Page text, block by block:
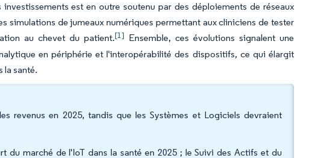
est en outre soutenu par des déploiements de réseaux
simulations de jumeaux numériques permettant aux cliniciens de tester
au chevet du patient.[1] Ensemble, ces évolutions signalent une
en périphérie et l'interopérabilité des dispositifs, ce qui élargit
la santé.
revenus en 2025, tandis que les Systèmes et Logiciels devraient
du marché de l'IoT dans la santé en 2025 ; le Suivi des Actifs et du